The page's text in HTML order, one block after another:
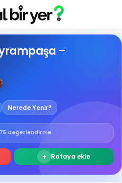
–
Nerede Yenir?
değerlendirme
+ Rotaya ekle